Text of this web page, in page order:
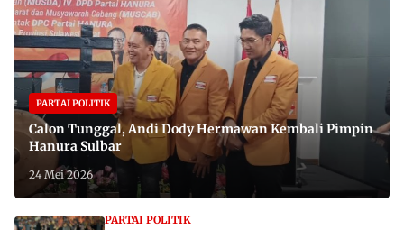
PARTAI POLITIK
Calon Tunggal, Andi Dody Hermawan Kembali Pimpin
Hanura Sulbar
24 Mei 2026
PARTAI POLITIK